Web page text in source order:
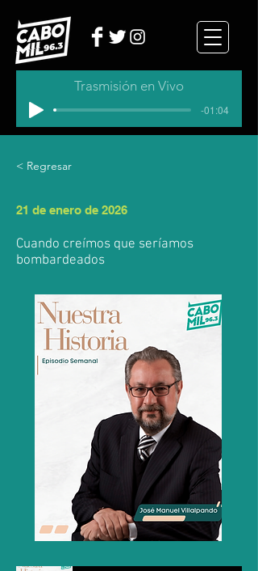
Trasmisión en Vivo
-01:04
< Regresar
21 de enero de 2026
Cuando creímos que seríamos
bombardeados